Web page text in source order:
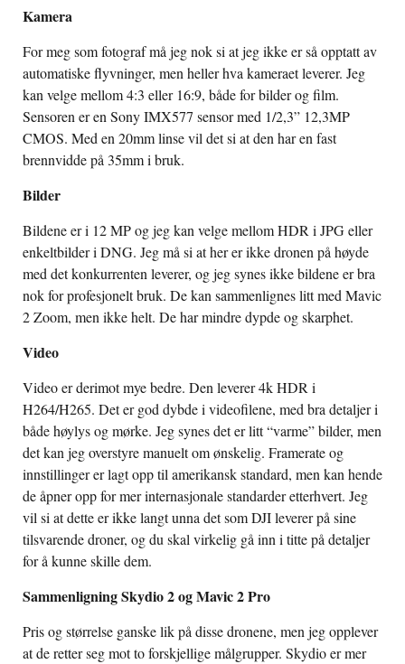
Kamera
For meg som fotograf må jeg nok si at jeg ikke er så opptatt av
automatiske flyvninger, men heller hva kameraet leverer. Jeg
kan velge mellom 4:3 eller 16:9, både for bilder og film.
Sensoren er en Sony IMX577 sensor med 1/2,3” 12,3MP
CMOS. Med en 20mm linse vil det si at den har en fast
brennvidde på 35mm i bruk.
Bilder
Bildene er i 12 MP og jeg kan velge mellom HDR i JPG eller
enkeltbilder i DNG. Jeg må si at her er ikke dronen på høyde
med det konkurrenten leverer, og jeg synes ikke bildene er bra
nok for profesjonelt bruk. De kan sammenlignes litt med Mavic
2 Zoom, men ikke helt. De har mindre dypde og skarphet.
Video
Video er derimot mye bedre. Den leverer 4k HDR i
H264/H265. Det er god dybde i videofilene, med bra detaljer i
både høylys og mørke. Jeg synes det er litt “varme” bilder, men
det kan jeg overstyre manuelt om ønskelig. Framerate og
innstillinger er lagt opp til amerikansk standard, men kan hende
de åpner opp for mer internasjonale standarder etterhvert. Jeg
vil si at dette er ikke langt unna det som DJI leverer på sine
tilsvarende droner, og du skal virkelig gå inn i titte på detaljer
for å kunne skille dem.
Sammenligning Skydio 2 og Mavic 2 Pro
Pris og størrelse ganske lik på disse dronene, men jeg opplever
at de retter seg mot to forskjellige målgrupper. Skydio er mer